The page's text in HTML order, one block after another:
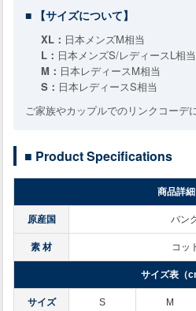
■ 【サイズについて】
XL： 日本メンズM相当
L： 日本メンズS/レディースL相当
M： 日本レディースM相当
S： 日本レディースS相当
ご家族やカップルでのリンクコーデ
■ Product Specifications
商品詳細
原産国 バン
素 材 コッ
サイズ表（
サイズ S M